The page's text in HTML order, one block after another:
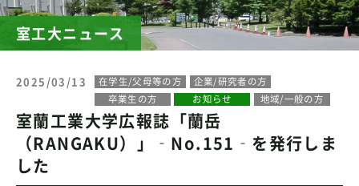
室工大ニュース
2025/03/13 在学生/父母等の方
企業/研究者の方
卒業生の方
お知らせ 地域/一般の方
室蘭工業大学広報誌「蘭岳
（RANGAKU）」‐No.151‐を発行しま
した